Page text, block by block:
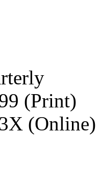
(Print)
(Online)